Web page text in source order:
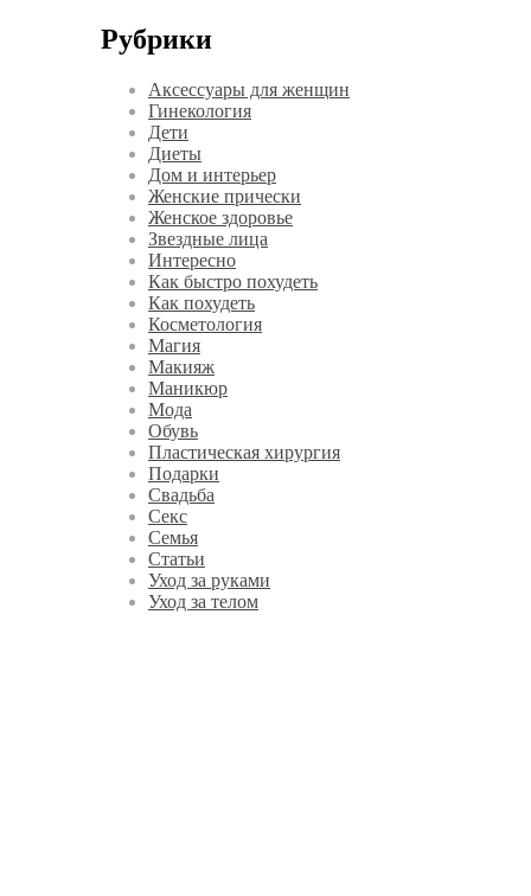
Рубрики
Аксессуары для женщин
Гинекология
Дети
Диеты
Дом и интерьер
Женские прически
Женское здоровье
Звездные лица
Интересно
Как быстро похудеть
Как похудеть
Косметология
Магия
Макияж
Маникюр
Мода
Обувь
Пластическая хирургия
Подарки
Свадьба
Секс
Семья
Статьи
Уход за руками
Уход за телом